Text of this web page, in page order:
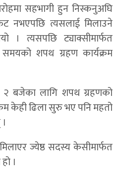
सहभागी हुन निस्कनुअघि
नभएपछि त्यसलाई मिलाउने
। त्यसपछि ट्याक्सीमार्फत
समयको शपथ ग्रहण कार्यक्रम
बजेका लागि शपथ ग्रहणको
केही ढिला सुरु भए पनि महतो
ज्येष्ठ सदस्य केसीमार्फत
।